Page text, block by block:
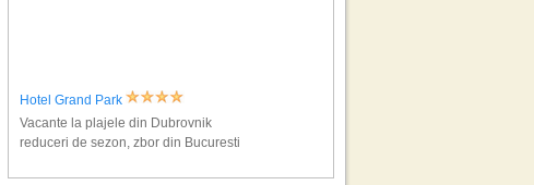
Hotel Grand Park
Vacante la plajele din Dubrovnik
reduceri de sezon, zbor din Bucuresti